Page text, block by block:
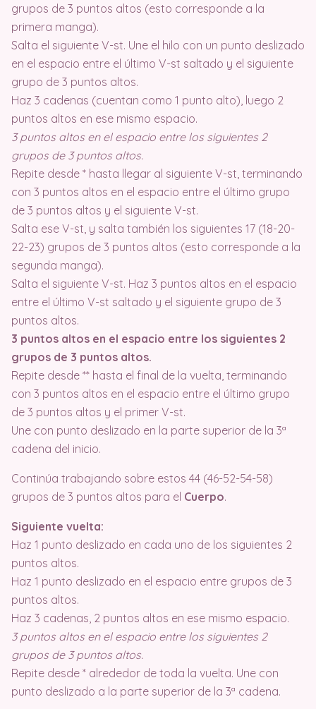
grupos de 3 puntos altos (esto corresponde a la
primera manga).
Salta el siguiente V-st. Une el hilo con un punto deslizado
en el espacio entre el último V-st saltado y el siguiente
grupo de 3 puntos altos.
Haz 3 cadenas (cuentan como 1 punto alto), luego 2
puntos altos en ese mismo espacio.
3 puntos altos en el espacio entre los siguientes 2
grupos de 3 puntos altos.
Repite desde * hasta llegar al siguiente V-st, terminando
con 3 puntos altos en el espacio entre el último grupo
de 3 puntos altos y el siguiente V-st.
Salta ese V-st, y salta también los siguientes 17 (18-20-
22-23) grupos de 3 puntos altos (esto corresponde a la
segunda manga).
Salta el siguiente V-st. Haz 3 puntos altos en el espacio
entre el último V-st saltado y el siguiente grupo de 3
puntos altos.
3 puntos altos en el espacio entre los siguientes 2
grupos de 3 puntos altos.
Repite desde ** hasta el final de la vuelta, terminando
con 3 puntos altos en el espacio entre el último grupo
de 3 puntos altos y el primer V-st.
Une con punto deslizado en la parte superior de la 3ª
cadena del inicio.
Continúa trabajando sobre estos 44 (46-52-54-58)
grupos de 3 puntos altos para el Cuerpo.
Siguiente vuelta:
Haz 1 punto deslizado en cada uno de los siguientes 2
puntos altos.
Haz 1 punto deslizado en el espacio entre grupos de 3
puntos altos.
Haz 3 cadenas, 2 puntos altos en ese mismo espacio.
3 puntos altos en el espacio entre los siguientes 2
grupos de 3 puntos altos.
Repite desde * alrededor de toda la vuelta. Une con
punto deslizado a la parte superior de la 3ª cadena.